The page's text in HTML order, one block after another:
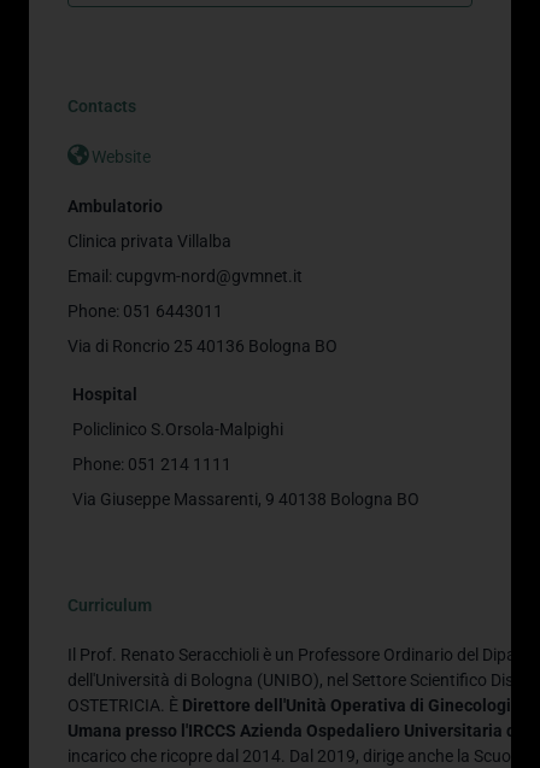
Contacts
Website
Ambulatorio
Clinica privata Villalba
Email: cupgvm-nord@gvmnet.it
Phone: 051 6443011
Via di Roncrio 25 40136 Bologna BO
Hospital
Policlinico S.Orsola-Malpighi
Phone: 051 214 1111
Via Giuseppe Massarenti, 9 40138 Bologna BO
Curriculum
Il Prof. Renato Seracchioli è un Professore Ordinario del
dell'Università di Bologna (UNIBO), nel Settore Scientifico
OSTETRICIA È Direttore dell'Unità Operativa di Ginecologia
Umana presso l'IRCCS Azienda Ospedaliero Universitaria di
incarico che ricopre dal 2014 Dal 2019, dirige anche la Scuola